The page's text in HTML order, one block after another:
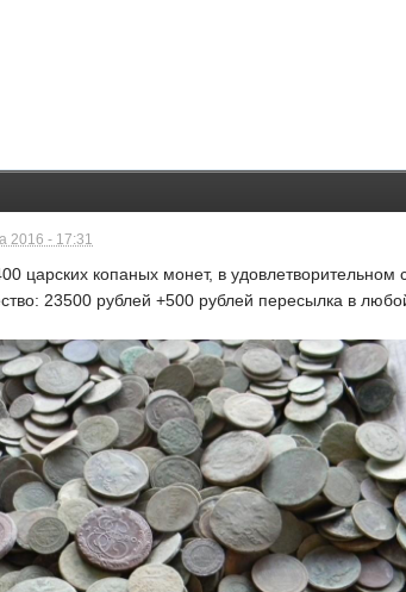
2016 - 17:31
царских копаных монет, в
23500 рублей +500 рублей пересылка в